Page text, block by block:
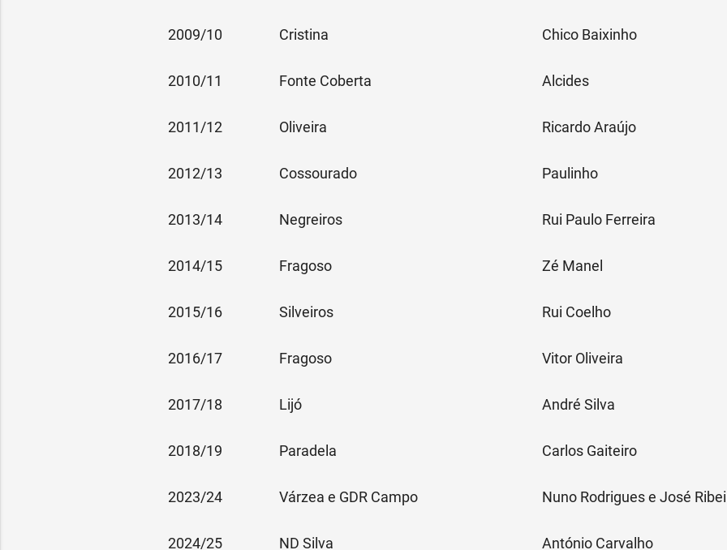
2009/10 Cristina Chico Baixinho
2010/11 Fonte Coberta Alcides
2011/12 Oliveira Ricardo Araújo
2012/13 Cossourado Paulinho
2013/14 Negreiros Rui Paulo Ferreira
2014/15 Fragoso Zé Manel
2015/16 Silveiros Rui Coelho
2016/17 Fragoso Vitor Oliveira
2017/18 Lijó André Silva
2018/19 Paradela Carlos Gaiteiro
2023/24 Várzea e GDR Campo Nuno Rodrigues e José
2024/25 ND Silva António Carvalho